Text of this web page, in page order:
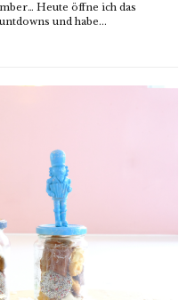
Heute öffne ich das
und habe...